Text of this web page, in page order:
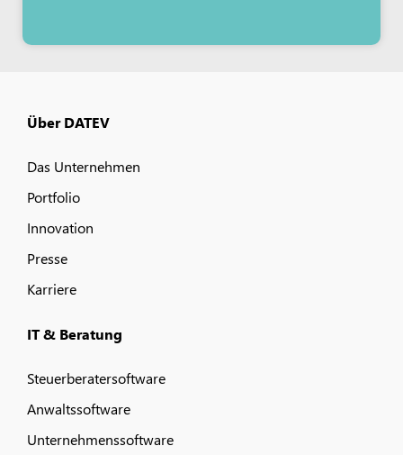
Über DATEV
Das Unternehmen
Portfolio
Innovation
Presse
Karriere
IT & Beratung
Steuerberatersoftware
Anwaltssoftware
Unternehmenssoftware